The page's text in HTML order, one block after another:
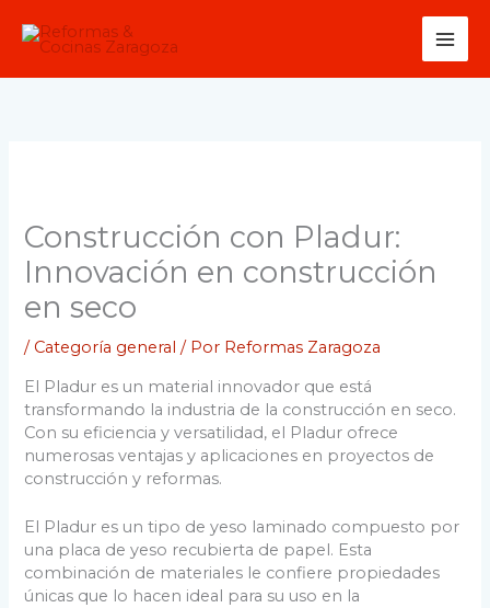
contenido
Construcción con Pladur:
Innovación en construcción
en seco
/ Categoría general / Por Reformas Zaragoza
El Pladur es un material innovador que está
transformando la industria de la construcción en seco.
Con su eficiencia y versatilidad, el Pladur ofrece
numerosas ventajas y aplicaciones en proyectos de
construcción y reformas.
El Pladur es un tipo de yeso laminado compuesto por
una placa de yeso recubierta de papel. Esta
combinación de materiales le confiere propiedades
únicas que lo hacen ideal para su uso en la